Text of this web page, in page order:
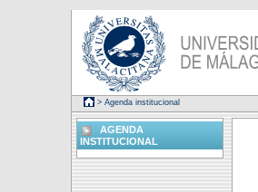
> Agenda institucional
AGENDA
INSTITUCIONAL